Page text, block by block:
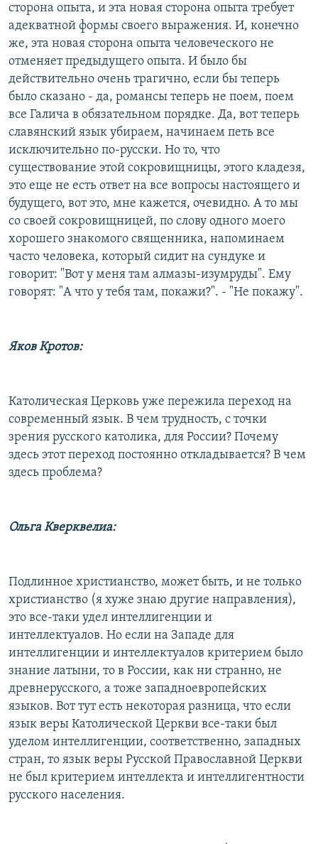
сторона опыта, и эта новая сторона опыта требует
адекватной формы своего выражения. И, конечно
же, эта новая сторона опыта человеческого не
отменяет предыдущего опыта. И было бы
действительно очень трагично, если бы теперь
было сказано - да, романсы теперь не поем, поем
все Галича в обязательном порядке. Да, вот теперь
славянский язык убираем, начинаем петь все
исключительно по-русски. Но то, что
существование этой сокровищницы, этого кладезя,
это еще не есть ответ на все вопросы настоящего и
будущего, вот это, мне кажется, очевидно. А то мы
со своей сокровищницей, по слову одного моего
хорошего знакомого священника, напоминаем
часто человека, который сидит на сундуке и
говорит: "Вот у меня там алмазы-изумруды". Ему
говорят: "А что у тебя там, покажи?". - "Не покажу".
Яков Кротов:
Католическая Церковь уже пережила переход на
современный язык. В чем трудность, с точки
зрения русского католика, для России? Почему
здесь этот переход постоянно откладывается? В чем
здесь проблема?
Ольга Кверквелиа:
Подлинное христианство, может быть, и не только
христианство (я хуже знаю другие направления),
это все-таки удел интеллигенции и
интеллектуалов. Но если на Западе для
интеллигенции и интеллектуалов критерием было
знание латыни, то в России, как ни странно, не
древнерусского, а тоже западноевропейских
языков. Вот тут есть некоторая разница, что если
язык веры Католической Церкви все-таки был
уделом интеллигенции, соответственно, западных
стран, то язык веры Русской Православной Церкви
не был критерием интеллекта и интеллигентности
русского населения.